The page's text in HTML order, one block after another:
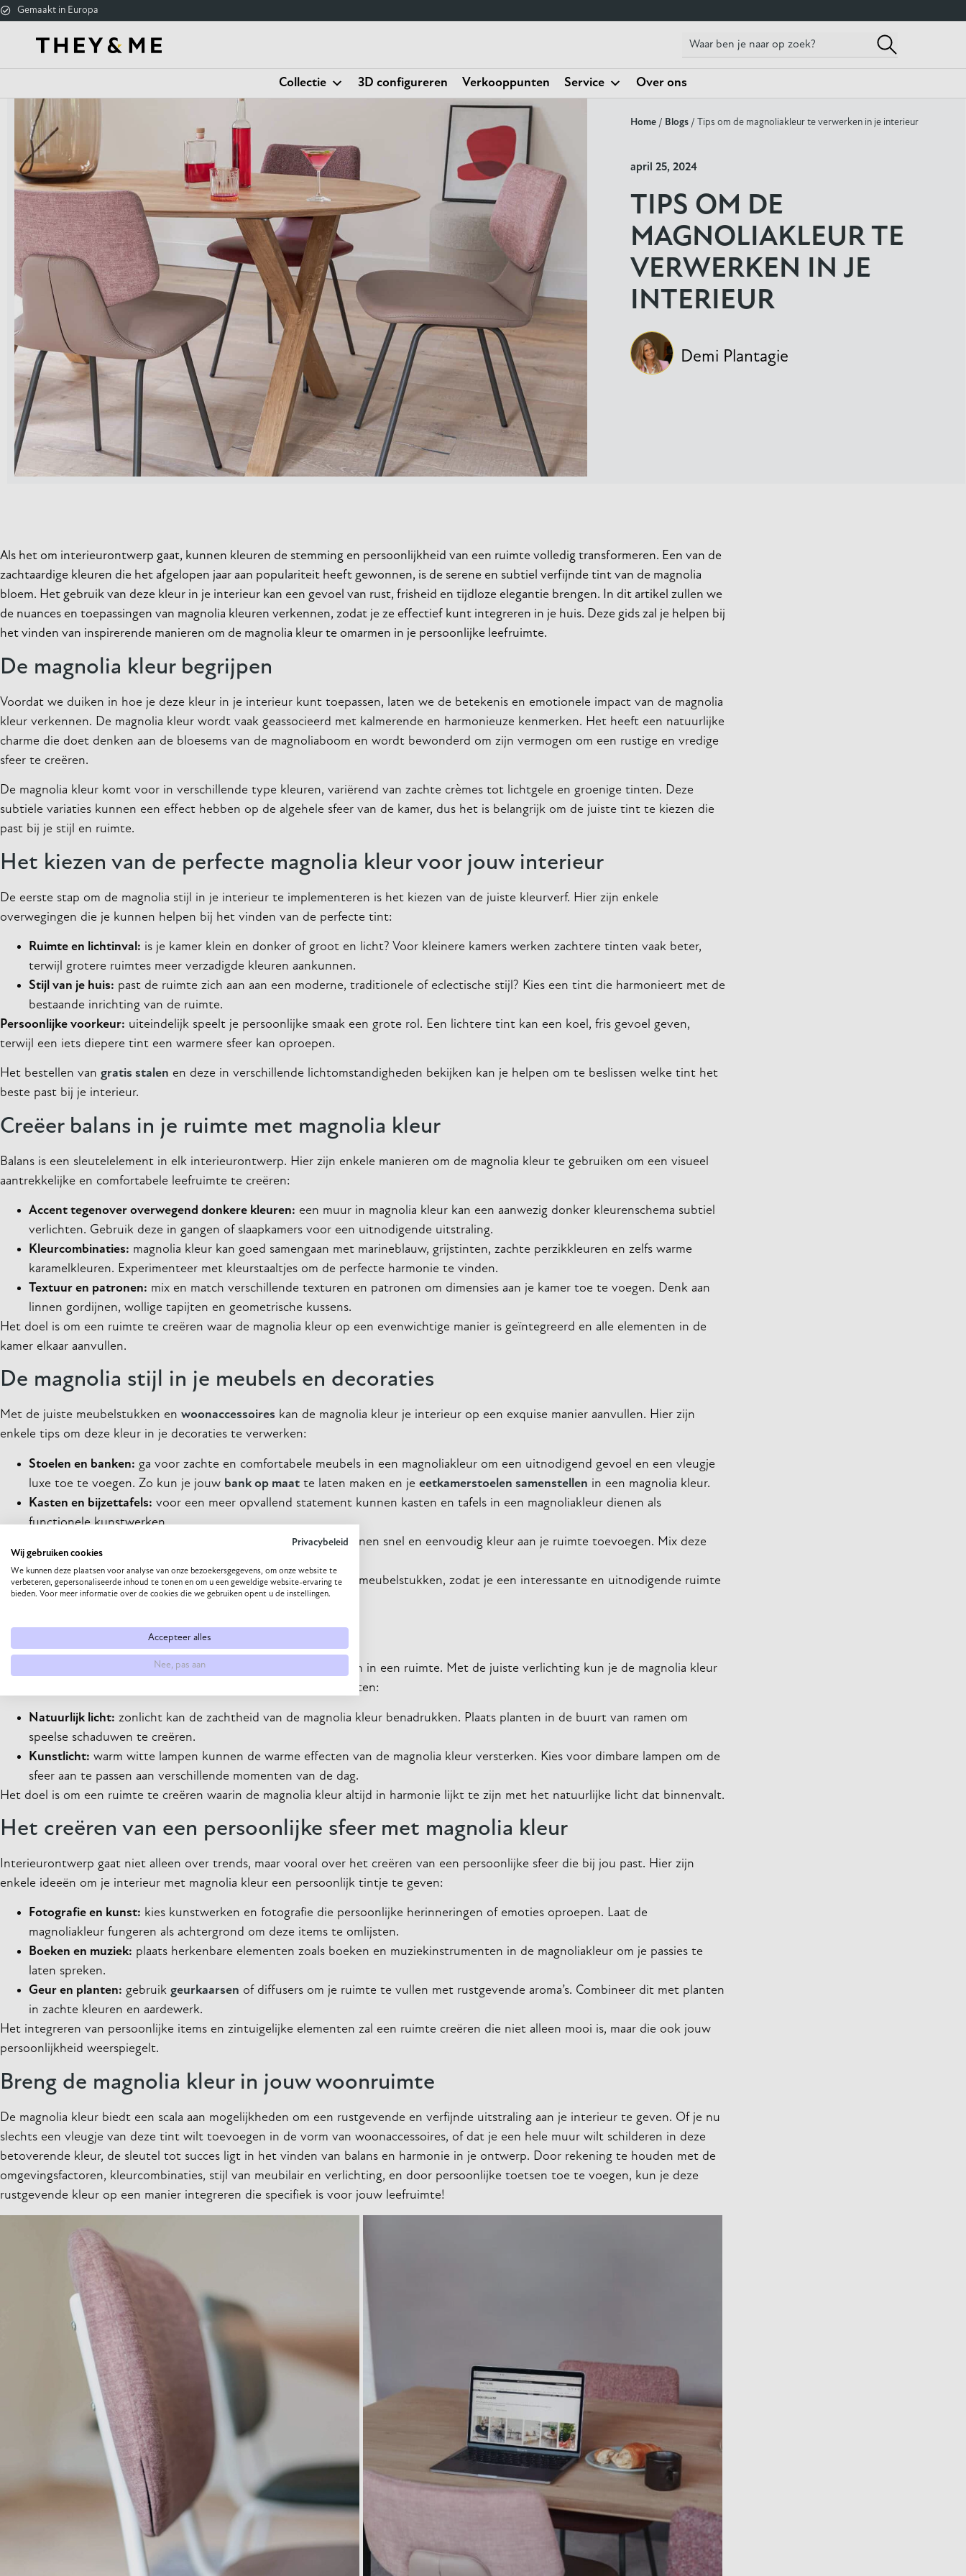
Gemaakt in Europa
Collectie 3D configureren Verkooppunten Service Over ons
Home / Blogs / Tips om de magnoliakleur te verwerken in je interieur
april 25, 2024
TIPS OM DE
MAGNOLIAKLEUR TE
VERWERKEN IN JE
INTERIEUR
Demi Plantagie
Als het om interieurontwerp gaat, kunnen kleuren de stemming en persoonlijkheid van een ruimte volledig transformeren. Een van de
zachtaardige kleuren die het afgelopen jaar aan populariteit heeft gewonnen, is de serene en subtiel verfijnde tint van de magnolia
bloem. Het gebruik van deze kleur in je interieur kan een gevoel van rust, frisheid en tijdloze elegantie brengen. In dit artikel zullen we
de nuances en toepassingen van magnolia kleuren verkennen, zodat je ze effectief kunt integreren in je huis. Deze gids zal je helpen bij
het vinden van inspirerende manieren om de magnolia kleur te omarmen in je persoonlijke leefruimte.
De magnolia kleur begrijpen
Voordat we duiken in hoe je deze kleur in je interieur kunt toepassen, laten we de betekenis en emotionele impact van de magnolia
kleur verkennen. De magnolia kleur wordt vaak geassocieerd met kalmerende en harmonieuze kenmerken. Het heeft een natuurlijke
charme die doet denken aan de bloesems van de magnoliaboom en wordt bewonderd om zijn vermogen om een rustige en vredige
sfeer te creëren.
De magnolia kleur komt voor in verschillende type kleuren, variërend van zachte crèmes tot lichtgele en groenige tinten. Deze
subtiele variaties kunnen een effect hebben op de algehele sfeer van de kamer, dus het is belangrijk om de juiste tint te kiezen die
past bij je stijl en ruimte.
Het kiezen van de perfecte magnolia kleur voor jouw interieur
De eerste stap om de magnolia stijl in je interieur te implementeren is het kiezen van de juiste kleurverf. Hier zijn enkele
overwegingen die je kunnen helpen bij het vinden van de perfecte tint:
Ruimte en lichtinval: is je kamer klein en donker of groot en licht? Voor kleinere kamers werken zachtere tinten vaak beter,
terwijl grotere ruimtes meer verzadigde kleuren aankunnen.
Stijl van je huis: past de ruimte zich aan aan een moderne, traditionele of eclectische stijl? Kies een tint die harmonieert met de
bestaande inrichting van de ruimte.
Persoonlijke voorkeur: uiteindelijk speelt je persoonlijke smaak een grote rol. Een lichtere tint kan een koel, fris gevoel geven,
terwijl een iets diepere tint een warmere sfeer kan oproepen.
Het bestellen van gratis stalen en deze in verschillende lichtomstandigheden bekijken kan je helpen om te beslissen welke tint het
beste past bij je interieur.
Creëer balans in je ruimte met magnolia kleur
Balans is een sleutelelement in elk interieurontwerp. Hier zijn enkele manieren om de magnolia kleur te gebruiken om een visueel
aantrekkelijke en comfortabele leefruimte te creëren:
Accent tegenover overwegend donkere kleuren: een muur in magnolia kleur kan een aanwezig donker kleurenschema subtiel
verlichten. Gebruik deze in gangen of slaapkamers voor een uitnodigende uitstraling.
Kleurcombinaties: magnolia kleur kan goed samengaan met marineblauw, grijstinten, zachte perzikkleuren en zelfs warme
karamelkleuren. Experimenteer met kleurstaaltjes om de perfecte harmonie te vinden.
Textuur en patronen: mix en match verschillende texturen en patronen om dimensies aan je kamer toe te voegen. Denk aan
linnen gordijnen, wollige tapijten en geometrische kussens.
Het doel is om een ruimte te creëren waar de magnolia kleur op een evenwichtige manier is geïntegreerd en alle elementen in de
kamer elkaar aanvullen.
De magnolia stijl in je meubels en decoraties
Met de juiste meubelstukken en woonaccessoires kan de magnolia kleur je interieur op een exquise manier aanvullen. Hier zijn
enkele tips om deze kleur in je decoraties te verwerken:
Stoelen en banken: ga voor zachte en comfortabele meubels in een magnoliakleur om een uitnodigend gevoel en een vleugje
luxe toe te voegen. Zo kun je jouw bank op maat te laten maken en je eetkamerstoelen samenstellen in een magnolia kleur.
Kasten en bijzettafels: voor een meer opvallend statement kunnen kasten en tafels in een magnoliakleur dienen als
functionele kunstwerken.
en kleden kunnen snel en eenvoudig kleur aan je ruimte toevoegen. Mix deze
met patronen en andere kleuren voor een speels effect.
Het is altijd een goed idee om eenheid en variatie te vinden in je meubelstukken, zodat je een interessante en uitnodigende ruimte
kunt creëren.
Verlichting en sfeer
Verlichting speelt een cruciale rol bij het benadrukken van kleuren in een ruimte. Met de juiste verlichting kun je de magnolia kleur
volledig tot zijn recht laten komen. Overweeg de volgende aspecten:
Natuurlijk licht: zonlicht kan de zachtheid van de magnolia kleur benadrukken. Plaats planten in de buurt van ramen om
speelse schaduwen te creëren.
Kunstlicht: warm witte lampen kunnen de warme effecten van de magnolia kleur versterken. Kies voor dimbare lampen om de
sfeer aan te passen aan verschillende momenten van de dag.
Het doel is om een ruimte te creëren waarin de magnolia kleur altijd in harmonie lijkt te zijn met het natuurlijke licht dat binnenvalt.
Het creëren van een persoonlijke sfeer met magnolia kleur
Interieurontwerp gaat niet alleen over trends, maar vooral over het creëren van een persoonlijke sfeer die bij jou past. Hier zijn
enkele ideeën om je interieur met magnolia kleur een persoonlijk tintje te geven:
Fotografie en kunst: kies kunstwerken en fotografie die persoonlijke herinneringen of emoties oproepen. Laat de
magnoliakleur fungeren als achtergrond om deze items te omlijsten.
Boeken en muziek: plaats herkenbare elementen zoals boeken en muziekinstrumenten in de magnoliakleur om je passies te
laten spreken.
Geur en planten: gebruik geurkaarsen of diffusers om je ruimte te vullen met rustgevende aroma’s. Combineer dit met planten
in zachte kleuren en aardewerk.
Het integreren van persoonlijke items en zintuigelijke elementen zal een ruimte creëren die niet alleen mooi is, maar die ook jouw
persoonlijkheid weerspiegelt.
Breng de magnolia kleur in jouw woonruimte
De magnolia kleur biedt een scala aan mogelijkheden om een rustgevende en verfijnde uitstraling aan je interieur te geven. Of je nu
slechts een vleugje van deze tint wilt toevoegen in de vorm van woonaccessoires, of dat je een hele muur wilt schilderen in deze
betoverende kleur, de sleutel tot succes ligt in het vinden van balans en harmonie in je ontwerp. Door rekening te houden met de
omgevingsfactoren, kleurcombinaties, stijl van meubilair en verlichting, en door persoonlijke toetsen toe te voegen, kun je deze
rustgevende kleur op een manier integreren die specifiek is voor jouw leefruimte!
Privacybeleid
Wij gebruiken cookies
We kunnen deze plaatsen voor analyse van onze bezoekersgegevens, om onze website te
verbeteren, gepersonaliseerde inhoud te tonen en om u een geweldige website-ervaring te
bieden. Voor meer informatie over de cookies die we gebruiken opent u de instellingen.
Accepteer alles
Nee, pas aan